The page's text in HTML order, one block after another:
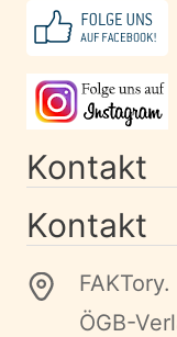
Kontakt
Kontakt
ÖGB-